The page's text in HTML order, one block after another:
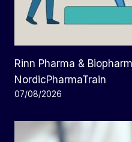
Rinn Pharma &
NordicPharmaTrain
07/08/2026